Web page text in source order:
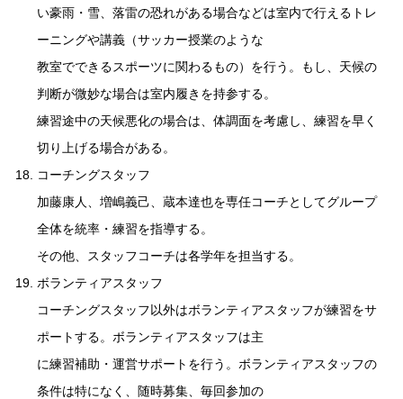
い豪雨・雪、落雷の恐れがある場合などは室内で行えるトレ
ーニングや講義（サッカー授業のような
教室でできるスポーツに関わるもの）を行う。もし、天候の
判断が微妙な場合は室内履きを持参する。
練習途中の天候悪化の場合は、体調面を考慮し、練習を早く
切り上げる場合がある。
コーチングスタッフ
加藤康人、増嶋義己、蔵本達也を専任コーチとしてグループ
全体を統率・練習を指導する。
その他、スタッフコーチは各学年を担当する。
ボランティアスタッフ
コーチングスタッフ以外はボランティアスタッフが練習をサ
ポートする。ボランティアスタッフは主
に練習補助・運営サポートを行う。ボランティアスタッフの
条件は特になく、随時募集、毎回参加の